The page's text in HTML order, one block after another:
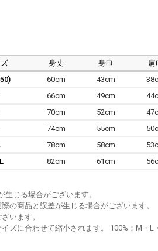
身丈 身巾 肩
60cm 43cm
66cm 49cm
70cm 52cm
74cm 55cm
78cm 58cm
82cm 61cm
じる場合がございます。
の商品と誤差が生じる場合がございます。
います。
に合わせて縮小されます。 100%：M・L